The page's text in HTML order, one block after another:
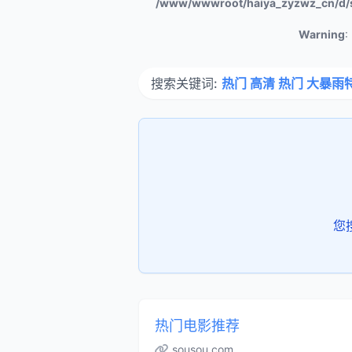
/www/wwwroot/haiya_zyzwz_cn/
Warning:
搜索关键词: 热门 高清 热门 大暴雨
您
热门电影推荐
sousou.com